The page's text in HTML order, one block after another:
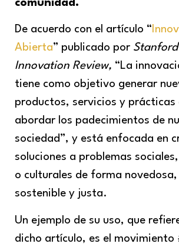
comunidad.
De acuerdo con el artículo “
Abierta” publicado por
Innovation Review, “La
tiene como objetivo generar
productos, servicios y prácticas
abordar los padecimientos de
sociedad”, y está enfocada en
soluciones a problemas
o culturales de forma
sostenible y justa.
Un ejemplo de su uso, que
dicho artículo, es el movimiento